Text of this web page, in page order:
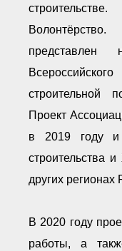
представлен
строительной
Проект
в 2019 году и
строительства
других регионах
В 2020 году
работы, а